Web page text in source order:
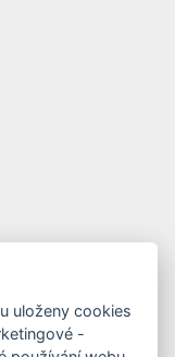
uloženy cookies
-